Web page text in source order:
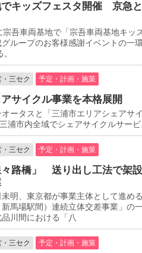
キッズフェスタ開催 京急
吾車両基地で「宗吾車両基地キッ
ループのお客様感謝イベントの一環
三セク 予定・計画・施策
サイクル事業を本格展開
ータスと「三浦市エリアシェアサ
浦市内全域でシェアサイクルサービ
三セク 予定・計画・施策
路橋」 送り出し工法で架
明、東京都が事業主体として進め
馬場駅間）連続立体交差事業」の
川間における「八
三セク 予定・計画・施策